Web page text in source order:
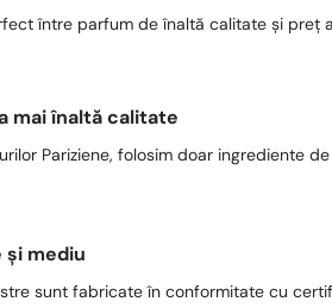
între parfum de înaltă calitate și preț
mai înaltă calitate
Pariziene, folosim doar ingrediente
și mediu
sunt fabricate în conformitate cu